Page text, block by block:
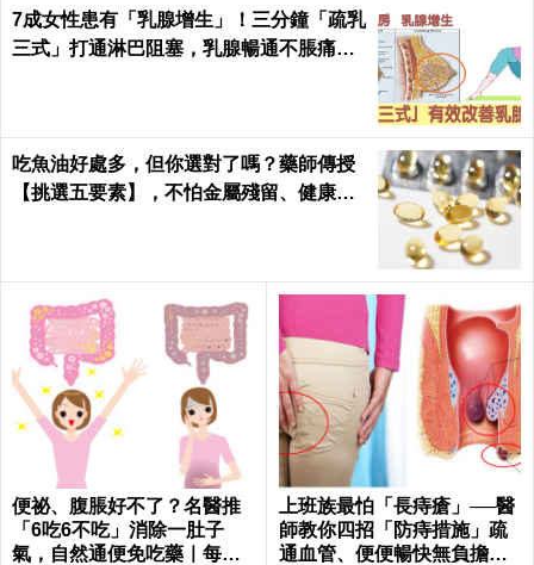
7成女性患有「乳腺增生」！三分鐘「疏乳
三式」打通淋巴阻塞，乳腺暢通不脹痛｜
吃魚油好處多，但你選對了嗎？藥師傳授
【挑選五要素】，不怕金屬殘留、健康無
便祕、腹脹好不了？名醫推
「6吃6不吃」消除一肚子
氣，自然通便免吃藥｜每日
上班族最怕「長痔瘡」──醫
師教你四招「防痔措施」疏
通血管、便便暢快無負擔｜